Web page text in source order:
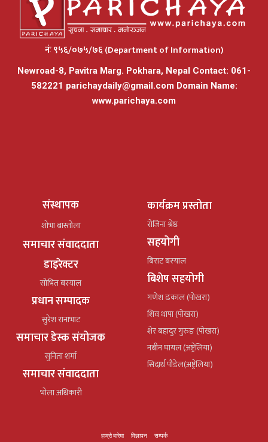
नंः ९५६/०७५/७६ (Department of Information)
Newroad-8, Pavitra Marg. Pokhara, Nepal Contact: 061-
582221 parichaydaily@gmail.comDomain Name:
www.parichaya.com
संस्थापक
शोभा बास्तोला
समाचार संवाददाता
डाइरेक्टर
सोभित बस्याल
प्रधान सम्पादक
सुरेश रानाभाट
समाचार डेस्क संयोजक
सुनिता शर्मा
समाचार संवाददाता
भोला अधिकारी
कार्यक्रम प्रस्तोता
रोजिना श्रेष्ठ
सहयोगी
बिराट बस्याल
बिशेष सहयोगी
गणेश ढकाल (पोखरा)
शिव थापा (पोखरा)
शेर बहादुर गुरुङ (पोखरा)
नबीन घायल (अष्ट्रेलिया)
सिदार्थ पौडेल(अष्ट्रेलिया)
हाम्रो बारेमा विज्ञापन सम्पर्क